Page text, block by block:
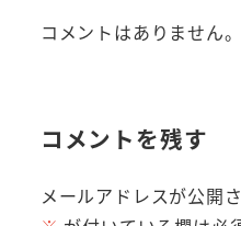
コメントはありません。
コメントを残す
メールアドレスが公開